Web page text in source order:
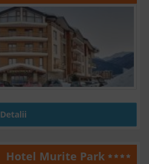
Detalii
Hotel Murite Park